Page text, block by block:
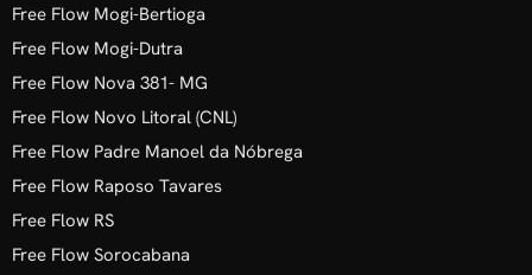
Free Flow Mogi-Bertioga
Free Flow Mogi-Dutra
Free Flow Nova 381- MG
Free Flow Novo Litoral (CNL)
Free Flow Padre Manoel da Nóbrega
Free Flow Raposo Tavares
Free Flow RS
Free Flow Sorocabana